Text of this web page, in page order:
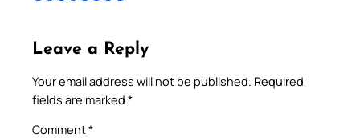
Leave a Reply
Your email address will not be published. Required
fields are marked *
Comment*